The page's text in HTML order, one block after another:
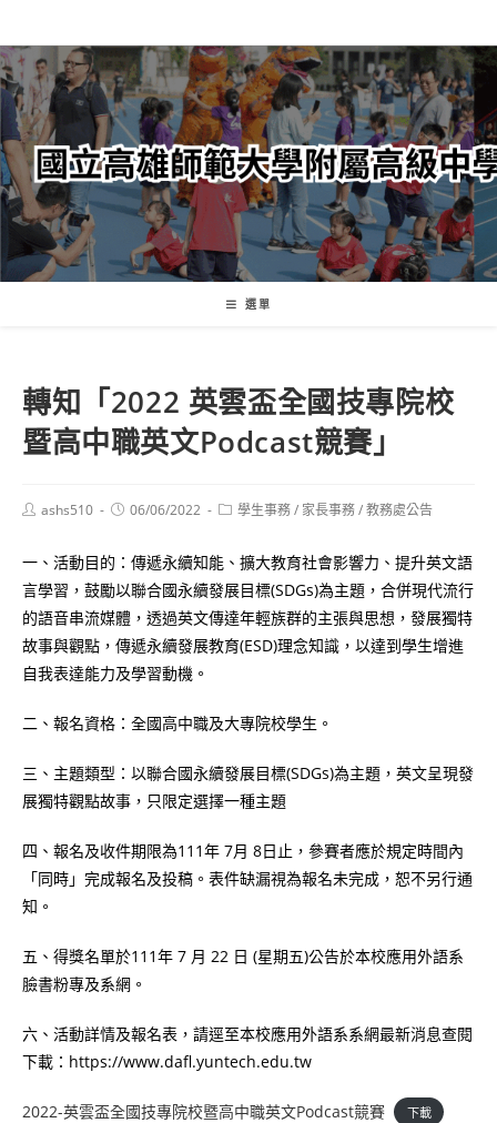
轉
至
主
內
容
選單
轉知「2022 英雲盃全國技專院校
暨高中職英文Podcast競賽」
Postashs510
Post06/06/2022
Post學生事務/ 家長事務/教務處公告
一、活動目的：傳遞永續知能、擴大教育社會影響力、提升英文語
言學習，鼓勵以聯合國永續發展目標(SDGs)為主題，合併現代流行
的語音串流媒體，透過英文傳達年輕族群的主張與思想，發展獨特
故事與觀點，傳遞永續發展教育(ESD)理念知識，以達到學生增進
自我表達能力及學習動機。
二、報名資格：全國高中職及大專院校學生。
三、主題類型：以聯合國永續發展目標(SDGs)為主題，英文呈現發
展獨特觀點故事，只限定選擇一種主題
四、報名及收件期限為111年 7月 8日止，參賽者應於規定時間內
「同時」完成報名及投稿。表件缺漏視為報名未完成，恕不另行通
知。
五、得獎名單於111年 7 月 22 日 (星期五)公告於本校應用外語系
臉書粉專及系網。
六、活動詳情及報名表，請逕至本校應用外語系系網最新消息查閱
下載：https://www.dafl.yuntech.edu.tw
2022-英雲盃全國技專院校暨高中職英文Podcast競賽 下載